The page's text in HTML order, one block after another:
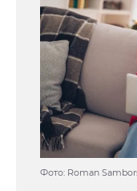
Фото: Roman